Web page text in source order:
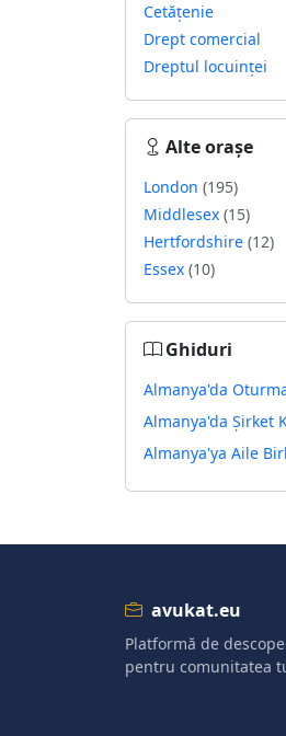
Cetățenie
Drept comercial
Dreptul locuinței
Alte orașe
London (195)
Middlesex (15)
Hertfordshire (12)
Essex (10)
Ghiduri
Almanya'da
Almanya'da Şirket
Almanya'ya Aile
avukat.eu
Platformă de
pentru comunitatea